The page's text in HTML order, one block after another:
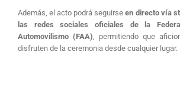
Además, el acto podrá seguirseen directo vía
las redes sociales oficiales de la
Automovilismo (FAA), permitiendo que
disfruten de la ceremonia desde cualquier lugar.